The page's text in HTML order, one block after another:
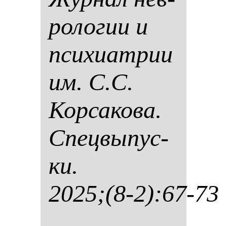
ро­ло­гии и
пси­хи­ат­рии
им. С.С.
Кор­са­ко­ва.
Спец­вы­пус­
ки.
2025;(8-2):67-73